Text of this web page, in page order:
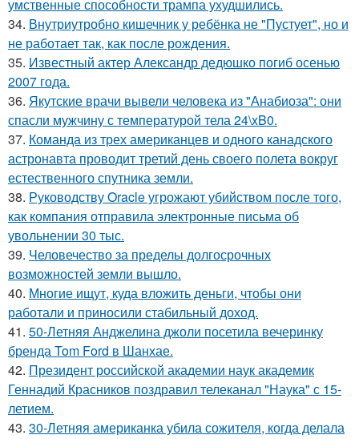
умственные способности трампа ухудшились.
34. Внутриутробно кишечник у ребёнка не "Пустует", но и
не работает так, как после рождения.
35. Известный актер Александр дедюшко погиб осенью
2007 года.
36. Якутские врачи вывели человека из "Анабиоза": они
спасли мужчину с температурой тела 24\xB0.
37. Команда из трех американцев и одного канадского
астронавта проводит третий день своего полета вокруг
естественного спутника земли.
38. Руководству Oracle угрожают убийством после того,
как компания отправила электронные письма об
увольнении 30 тыс.
39. Человечество за пределы долгосрочных
возможностей земли вышло.
40. Многие ищут, куда вложить деньги, чтобы они
работали и приносили стабильный доход.
41. 50-Летняя Анджелина джоли посетила вечеринку
бренда Tom Ford в Шанхае.
42. Президент российской академии наук академик
Геннадий Красников поздравил телеканал "Наука" с 15-
летием.
43. 30-Летняя американка убила сожителя, когда делала